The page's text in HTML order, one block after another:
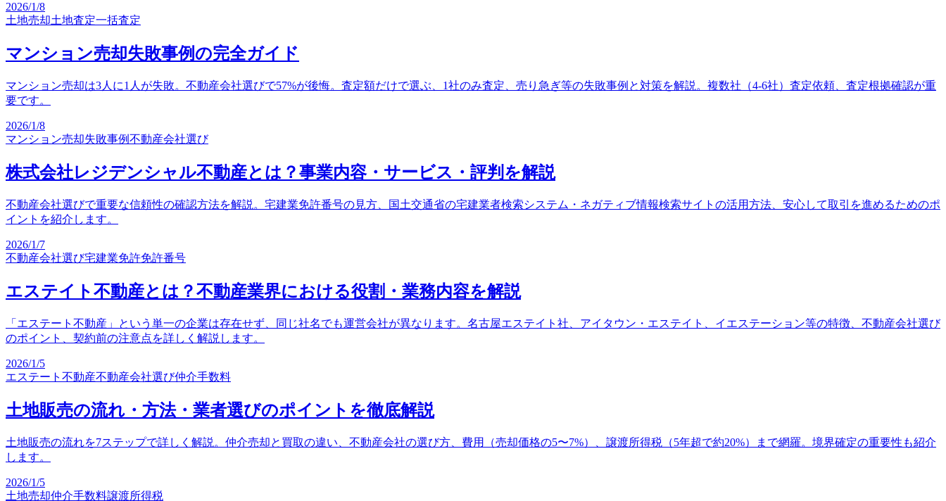
2026/1/8
土地売却土地査定一括査定
マンション売却失敗事例の完全ガイド
マンション売却は3人に1人が失敗。不動産会社選びで57%が後悔。査定額だけで選ぶ、1社のみ査定、売り急ぎ等の失敗事例と対策を解説。複数社（4-6社）査定依頼、査定根拠確認が重
要です。
2026/1/8
マンション売却失敗事例不動産会社選び
株式会社レジデンシャル不動産とは？事業内容・サービス・評判を解説
不動産会社選びで重要な信頼性の確認方法を解説。宅建業免許番号の見方、国土交通省の宅建業者検索システム・ネガティブ情報検索サイトの活用方法、安心して取引を進めるためのポ
イントを紹介します。
2026/1/7
不動産会社選び宅建業免許免許番号
エステイト不動産とは？不動産業界における役割・業務内容を解説
「エステート不動産」という単一の企業は存在せず、同じ社名でも運営会社が異なります。名古屋エステイト社、アイタウン・エステイト、イエステーション等の特徴、不動産会社選び
のポイント、契約前の注意点を詳しく解説します。
2026/1/5
エステート不動産不動産会社選び仲介手数料
土地販売の流れ・方法・業者選びのポイントを徹底解説
土地販売の流れを7ステップで詳しく解説。仲介売却と買取の違い、不動産会社の選び方、費用（売却価格の5〜7%）、譲渡所得税（5年超で約20%）まで網羅。境界確定の重要性も紹介
します。
2026/1/5
土地売却仲介手数料譲渡所得税